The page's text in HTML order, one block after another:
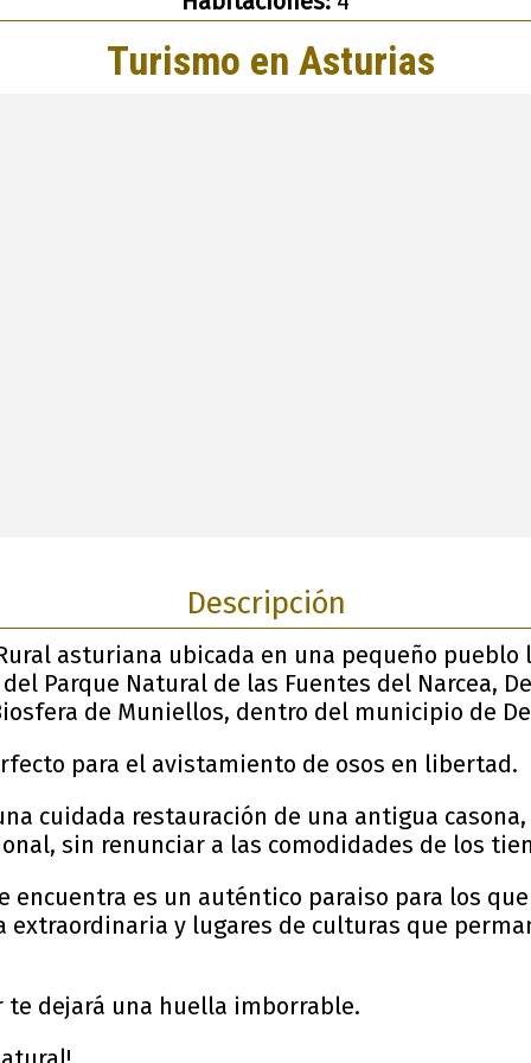
Descripción
asturiana ubicada en una pequeño pueblo
del Parque Natural de las Fuentes del Narcea,
de Muniellos, dentro del municipio de
para el avistamiento de osos en libertad.
cuidada restauración de una antigua
sin renunciar a las comodidades de los
encuentra es un auténtico paraiso para los
extraordinaria y lugares de culturas que
te dejará una huella imborrable.